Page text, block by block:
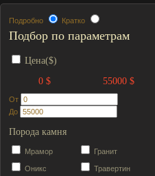
Подробно Кратко
Подбор по параметрам
Цена($)
0 $
55000 $
От
До
Порода камня
Мрамор Гранит
Оникс Травертин